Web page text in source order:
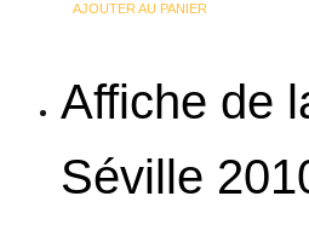
page
du
AJOUTER AU PANIER
Affiche de
Séville